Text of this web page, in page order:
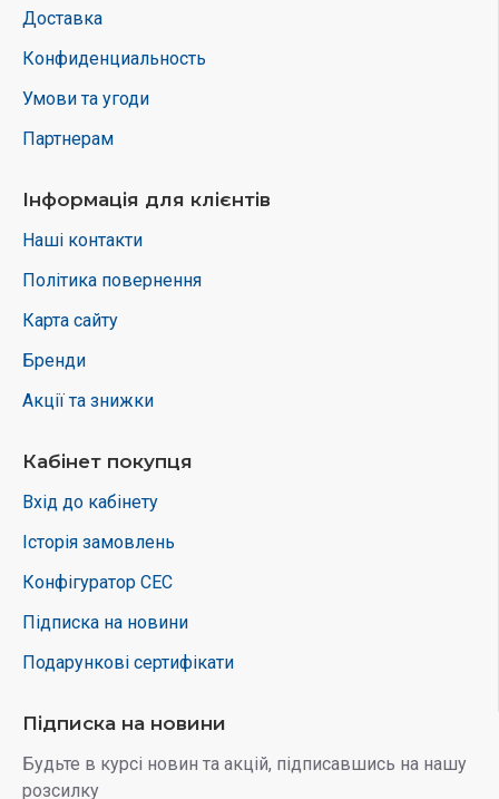
Доставка
Конфиденциальность
Умови та угоди
Партнерам
Інформація для клієнтів
Наші контакти
Політика повернення
Карта сайту
Бренди
Акції та знижки
Кабінет покупця
Вхід до кабінету
Історія замовлень
Конфігуратор СЕС
Підписка на новини
Подарункові сертифікати
Підписка на новини
Будьте в курсі новин та акцій, підписавшись на нашу
розсилку